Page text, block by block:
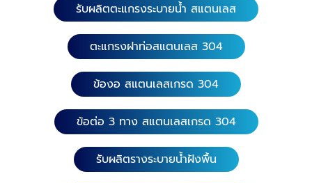
รับผลิตตะแกรงระบายน้ำ สแตนเลส
ตะแกรงฝาท่อสแตนเลส 304
ข้องอ สแตนเลสเกรด 304
ข้อต่อ 3 ทาง สแตนเลสเกรด 304
รับผลิตรางระบายน้ำฝังพื้น